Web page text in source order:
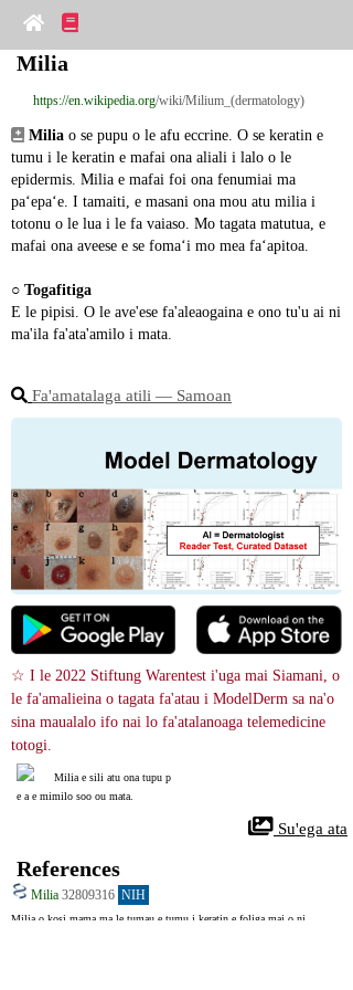
Milia
https://en.wikipedia.org/wiki/Milium_(dermatology)
Milia o se pupu o le afu eccrine. O se keratin e
tumu i le keratin e mafai ona aliali i lalo o le
epidermis. Milia e mafai foi ona fenumiai ma
paʻepaʻe. I tamaiti, e masani ona mou atu milia i
totonu o le lua i le fa vaiaso. Mo tagata matutua, e
mafai ona aveese e se fomaʻi mo mea faʻapitoa.
○ Togafitiga
E le pipisi. O le ave'ese fa'aleaogaina e ono tu'u ai ni
ma'ila fa'ata'amilo i mata.
Fa'amatalaga atili ― Samoan
☆ I le 2022 Stiftung Warentest i'uga mai Siamani, o
le fa'amalieina o tagata fa'atau i ModelDerm sa na'o
sina maualalo ifo nai lo fa'atalanoaga telemedicine
totogi.
Milia e sili atu ona tupu p
e a e mimilo soo ou mata.
Su'ega ata
References
Milia 32809316 NIH
Milia o kosi mama ma le tumau e tumu i keratin e foliga mai o ni